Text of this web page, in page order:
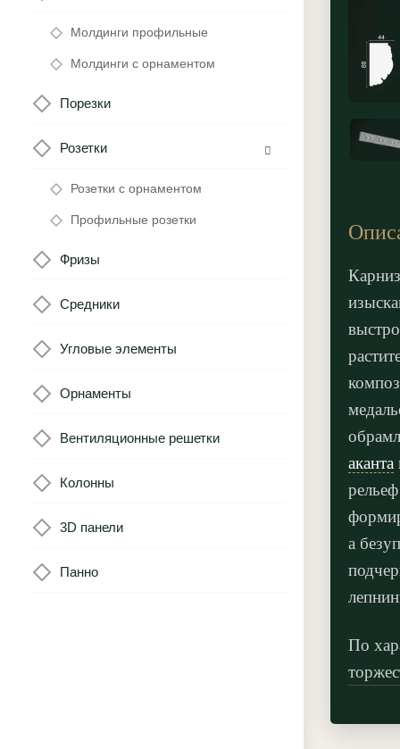
Молдинги профильные
Молдинги с орнаментом
Порезки
Розетки
Розетки с орнаментом
Профильные розетки
Фризы
Средники
Угловые элементы
Орнаменты
Вентиляционные решетки
Колонны
3D панели
Панно
аканта
а
По